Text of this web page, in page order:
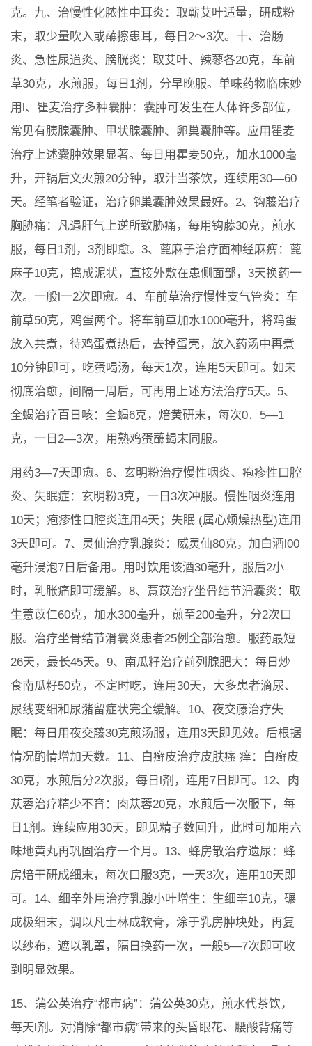
克。九、治慢性化脓性中耳炎：取蕲艾叶适量，研成粉
末，取少量吹入或蘸擦患耳，每日2～3次。十、治肠
炎、急性尿道炎、膀胱炎：取艾叶、辣蓼各20克，车前
草30克，水煎服，每日1剂，分早晚服。单味药物临床妙
用l、瞿麦治疗多种囊肿：囊肿可发生在人体许多部位，
常见有胰腺囊肿、甲状腺囊肿、卵巢囊肿等。应用瞿麦
治疗上述囊肿效果显著。每日用瞿麦50克，加水1000毫
升，开锅后文火煎20分钟，取汁当茶饮，连续用30—60
天。经笔者验证，治疗卵巢囊肿效果最好。2、钩藤治疗
胸胁痛：凡遇肝气上逆所致胁痛，每用钩藤30克，煎水
服，每日1剂，3剂即愈。3、蓖麻子治疗面神经麻痹：蓖
麻子10克，捣成泥状，直接外敷在患侧面部，3天换药一
次。一般l一2次即愈。4、车前草治疗慢性支气管炎：车
前草50克，鸡蛋两个。将车前草加水1000毫升，将鸡蛋
放入共煮，待鸡蛋煮热后，去掉蛋壳，放入药汤中再煮
10分钟即可，吃蛋喝汤，每天1次，连用5天即可。如未
彻底治愈，间隔一周后，可再用上述方法治疗5天。5、
全蝎治疗百日咳：全蝎6克，焙黄研末，每次0．5—1
克，一日2—3次，用熟鸡蛋蘸蝎末同服。
用药3—7天即愈。6、玄明粉治疗慢性咽炎、疱疹性口腔
炎、失眠症：玄明粉3克，一日3次冲服。慢性咽炎连用
10天；疱疹性口腔炎连用4天；失眠 (属心烦燥热型)连用
3天即可。7、灵仙治疗乳腺炎：威灵仙80克，加白酒l00
毫升浸泡7日后备用。用时饮用该酒30毫升，服后2小
时，乳胀痛即可缓解。8、薏苡治疗坐骨结节滑囊炎：取
生薏苡仁60克，加水300毫升，煎至200毫升，分2次口
服。治疗坐骨结节滑囊炎患者25例全部治愈。服药最短
26天，最长45天。9、南瓜籽治疗前列腺肥大：每日炒
食南瓜籽50克，不定时吃，连用30天，大多患者滴尿、
尿线变细和尿潴留症状完全缓解。10、夜交藤治疗失
眠：每日用夜交藤30克煎汤服，连用3天即见效。后根据
情况酌情增加天数。11、白癣皮治疗皮肤瘙 痒：白癣皮
30克，水煎后分2次服，每日l剂，连用7日即可。12、肉
苁蓉治疗精少不育：肉苁蓉20克，水煎后一次服下，每
日1剂。连续应用30天，即见精子数回升，此时可加用六
味地黄丸再巩固治疗一个月。13、蜂房散治疗遗尿：蜂
房焙干研成细末，每次口服3克，一天3次，连用10天即
可。14、细辛外用治疗乳腺小叶增生：生细辛10克，碾
成极细末，调以凡士林成软膏，涂于乳房肿块处，再复
以纱布，遮以乳罩，隔日换药一次，一般5—7次即可收
到明显效果。
15、蒲公英治疗“都市病”：蒲公英30克，煎水代茶饮，
每天l剂。对消除“都市病”带来的头昏眼花、腰酸背痛等